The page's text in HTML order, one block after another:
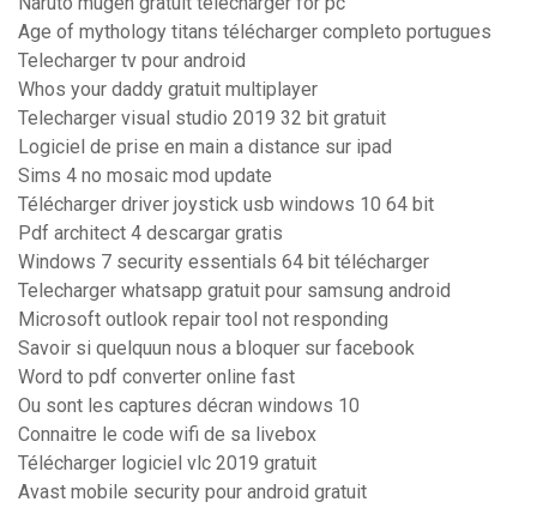
Age of mythology titans télécharger completo portugues
Telecharger tv pour android
Whos your daddy gratuit multiplayer
Telecharger visual studio 2019 32 bit gratuit
Logiciel de prise en main a distance sur ipad
Sims 4 no mosaic mod update
Télécharger driver joystick usb windows 10 64 bit
Pdf architect 4 descargar gratis
Windows 7 security essentials 64 bit télécharger
Telecharger whatsapp gratuit pour samsung android
Microsoft outlook repair tool not responding
Savoir si quelquun nous a bloquer sur facebook
Word to pdf converter online fast
Ou sont les captures décran windows 10
Connaitre le code wifi de sa livebox
Télécharger logiciel vlc 2019 gratuit
Avast mobile security pour android gratuit